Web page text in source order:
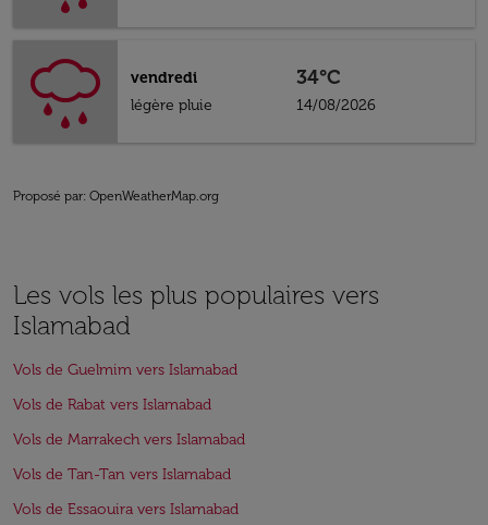
vendredi
légère pluie
34°C
14/08/2026
Proposé par: OpenWeatherMap.org
Les vols les plus populaires vers
Islamabad
Vols de Guelmim vers Islamabad
Vols de Rabat vers Islamabad
Vols de Marrakech vers Islamabad
Vols de Tan-Tan vers Islamabad
Vols de Essaouira vers Islamabad